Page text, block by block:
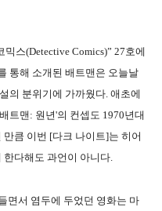
스(Detective Comics)” 27호에
통해 소개된 배트맨은 오늘날
의 분위기에 가까웠다. 애초에
트맨: 원년'의 컨셉도 1970년대
큼 이번 [다크 나이트]는 히어
다해도 과언이 아니다.
면서 염두에 두었던 영화는 마